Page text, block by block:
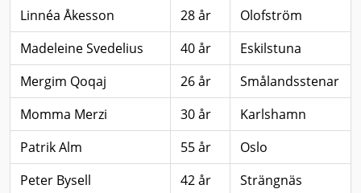
Linnéa Åkesson
28 år
Olofström
Madeleine Svedelius
40 år
Eskilstuna
Mergim Qoqaj
26 år
Smålandsstenar
Momma Merzi
30 år
Karlshamn
Patrik Alm
55 år
Oslo
Peter Bysell
42 år
Strängnäs